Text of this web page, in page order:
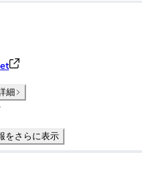
細
をさらに表示